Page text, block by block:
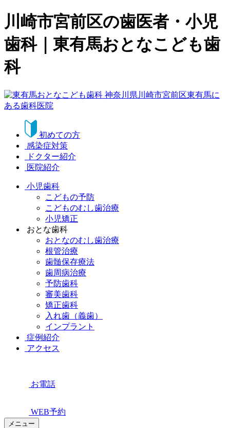
川崎市宮前区の歯医者・小児
歯科｜東有馬おとなこども歯
科
初めての方
感染症対策
ドクター紹介
医院紹介
小児歯科
こどもの予防
こどものむし歯治療
小児矯正
おとな歯科
おとなのむし歯治療
根管治療
歯髄保存療法
歯周病治療
予防歯科
審美歯科
矯正歯科
入れ歯（義歯）
インプラント
症例紹介
アクセス
お電話
WEB予約
メニュー